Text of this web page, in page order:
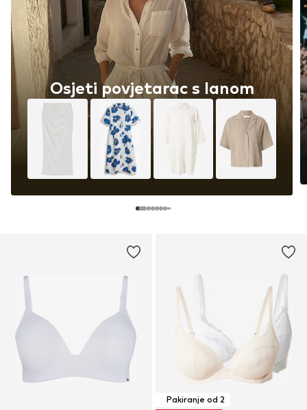
Osjeti povjetarac s lanom
Pakiranje od 2